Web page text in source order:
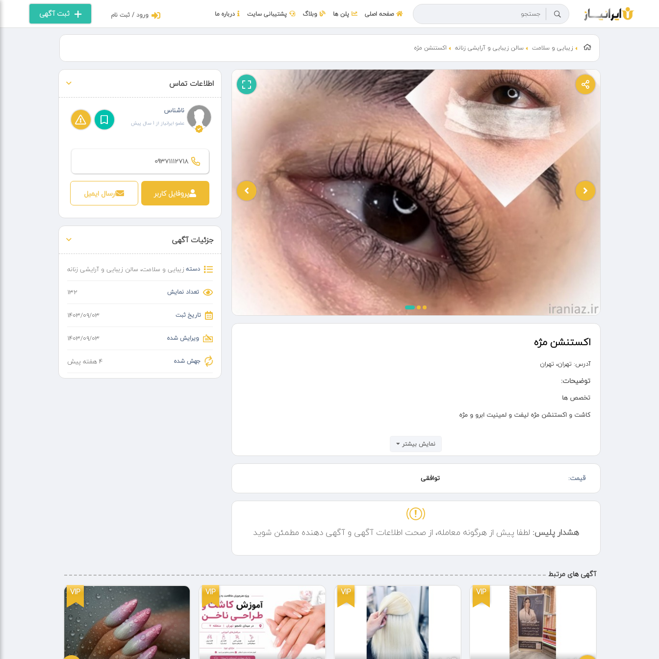
ثبت آگهی ورود / ثبت نام صفحه اصلی پلن ها وبلاگ پشتیبانی سایت درباره ما
زیبایی و سلامت سالن زیبایی و آرایشی زنانه اکستنشن مژه
اکستنشن مژه
آدرس: تهران، تهران
توضیحات:
تخصص ها
کاشت و اکستنشن مژه لیفت و لمینیت ابرو و مژه
نمایش بیشتر
قیمت: توافقی
هشدار پلیس: لطفا پیش از هرگونه معامله، از صحت اطلاعات آگهی و آگهی دهنده مطمئن شوید
اطلاعات تماس
ناشناس
عضو ایرانیاز از 1 سال پیش
09371112718
پروفایل کاربر ارسال ایمیل
جزئیات آگهی
دستهزیبایی و سلامت، سالن زیبایی و آرایشی زنانه
تعداد نمایش 132
تاریخ ثبت ۱۴۰۳/۰۹/۰۳
ویرایش شده ۱۴۰۳/۰۹/۰۳
جهش شده 4 هفته پیش
آگهی های مرتبط
VIP VIP VIP VIP